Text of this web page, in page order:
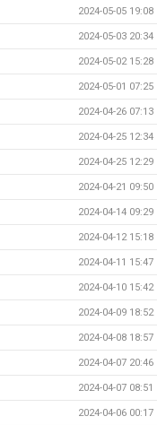
2024-05-05 19:08
2024-05-03 20:34
2024-05-02 15:28
2024-05-01 07:25
2024-04-26 07:13
2024-04-25 12:34
2024-04-25 12:29
2024-04-21 09:50
2024-04-14 09:29
2024-04-12 15:18
2024-04-11 15:47
2024-04-10 15:42
2024-04-09 18:52
2024-04-08 18:57
2024-04-07 20:46
2024-04-07 08:51
2024-04-06 00:17